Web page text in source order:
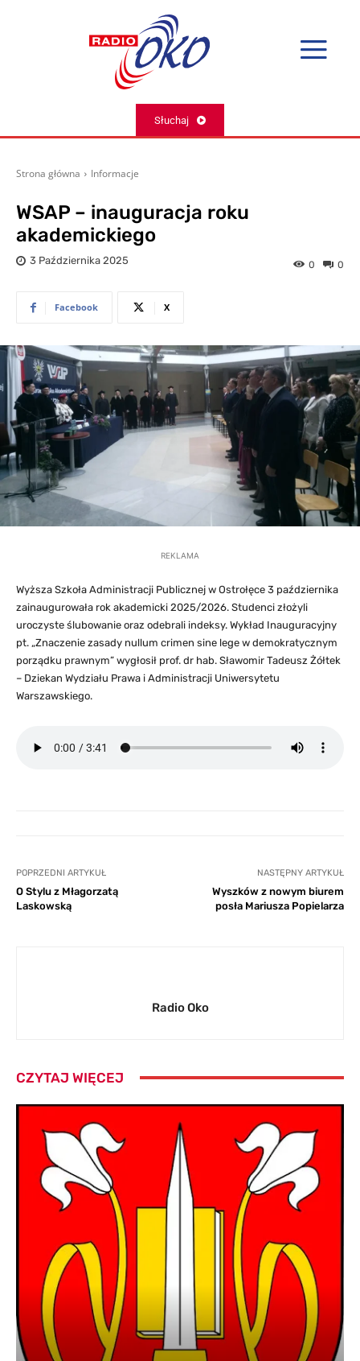
Słuchaj
Strona główna Informacje
WSAP – inauguracja roku
akademickiego
3 Października 2025 0
0
Facebook X
REKLAMA
Wyższa Szkoła Administracji Publicznej w Ostrołęce 3 października
zainaugurowała rok akademicki 2025/2026. Studenci złożyli
uroczyste ślubowanie oraz odebrali indeksy. Wykład Inauguracyjny
pt. „Znaczenie zasady nullum crimen sine lege w demokratycznym
porządku prawnym” wygłosił prof. dr hab. Sławomir Tadeusz Żółtek
– Dziekan Wydziału Prawa i Administracji Uniwersytetu
Warszawskiego.
POPRZEDNI ARTYKUŁ
O Stylu z Młagorzatą
Laskowską
NASTĘPNY ARTYKUŁ
Wyszków z nowym biurem
posła Mariusza Popielarza
Radio Oko
CZYTAJ WIĘCEJ